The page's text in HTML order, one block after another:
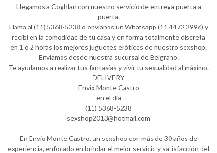
Llegamos a Coghlan con nuestro servicio de entrega puerta a
puerta.
Llama al (11) 5368-5238 o envíanos un Whatsapp (11 4472 2996) y
recibí en la comodidad de tu casa y en forma totalmente discreta
en 1 o 2 horas los mejores juguetes eróticos de nuestro sexshop.
Enviamos desde nuestra sucursal de Belgrano.
Te ayudamos a realizar tus fantasías y vivir tu sexualidad al máximo.
DELIVERY
Envio Monte Castro
en el día
(11) 5368-5238
sexshop2013@hotmail.com
En Envio Monte Castro, un sexshop con más de 30 años de
experiencia, enfocado en brindar el mejor servicio y satisfacción del